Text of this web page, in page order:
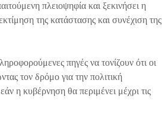
πλειοψηφία και ξεκινήσει η
της κατάστασης και συνέχιση της
πηγές να τονίζουν ότι οι
τον δρόμο για την πολιτική
η κυβέρνηση θα περιμένει μέχρι τις